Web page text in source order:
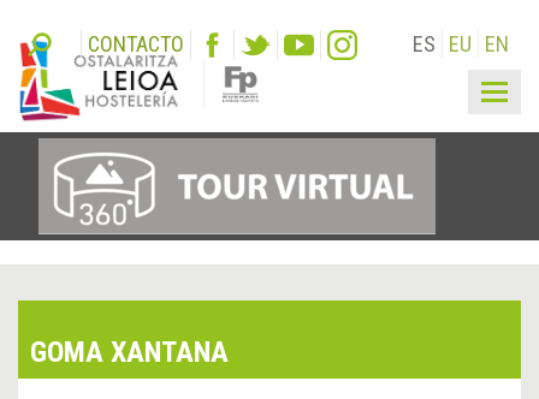
CONTACTO ES EU EN
GOMA XANTANA